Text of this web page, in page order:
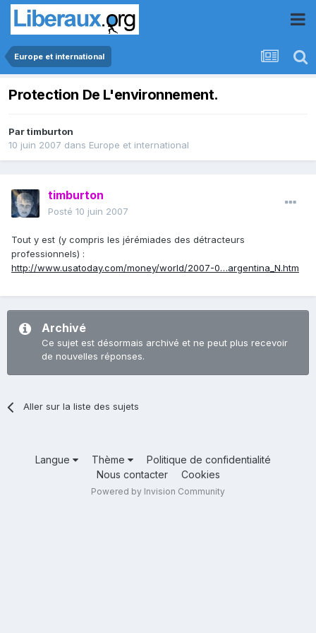
Europe et international
Protection De L'environnement.
Partimburton
10 juin 2007 dans Europe et international
timburton
Posté 10 juin 2007
Tout y est (y compris les jérémiades des détracteurs
professionnels) :
http://www.usatoday.com/money/world/2007-0…argentina_N.htm
Archivé
Ce sujet est désormais archivé et ne peut plus recevoir
de nouvelles réponses.
Aller sur la liste des sujets
Langue Thème
Politique de confidentialité
Nous contacter
Cookies
Powered by Invision Community